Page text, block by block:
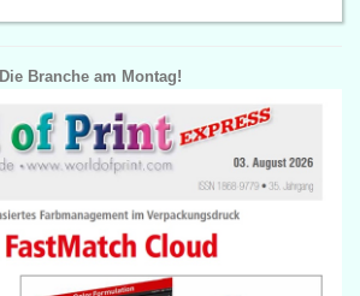
Die Branche am Montag!